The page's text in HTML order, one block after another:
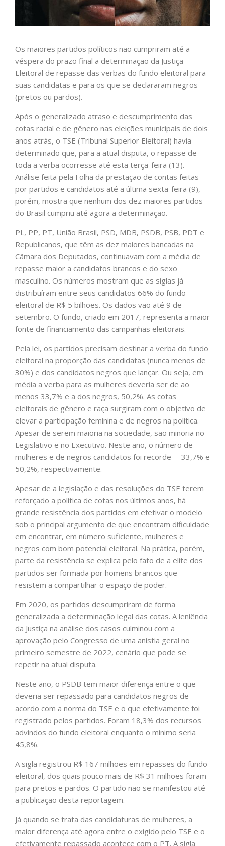
Os maiores partidos políticos não cumpriram até a
véspera do prazo final a determinação da Justiça
Eleitoral de repasse das verbas do fundo eleitoral para
suas candidatas e para os que se declararam negros
(pretos ou pardos).
Após o generalizado atraso e descumprimento das
cotas racial e de gênero nas eleições municipais de dois
anos atrás, o TSE (Tribunal Superior Eleitoral) havia
determinado que, para a atual disputa, o repasse de
toda a verba ocorresse até esta terça-feira (13).
Análise feita pela Folha da prestação de contas feitas
por partidos e candidatos até a última sexta-feira (9),
porém, mostra que nenhum dos dez maiores partidos
do Brasil cumpriu até agora a determinação.
PL, PP, PT, União Brasil, PSD, MDB, PSDB, PSB, PDT e
Republicanos, que têm as dez maiores bancadas na
Câmara dos Deputados, continuavam com a média de
repasse maior a candidatos brancos e do sexo
masculino. Os números mostram que as siglas já
distribuíram entre seus candidatos 66% do fundo
eleitoral de R$ 5 bilhões. Os dados vão até 9 de
setembro. O fundo, criado em 2017, representa a maior
fonte de financiamento das campanhas eleitorais.
Pela lei, os partidos precisam destinar a verba do fundo
eleitoral na proporção das candidatas (nunca menos de
30%) e dos candidatos negros que lançar. Ou seja, em
média a verba para as mulheres deveria ser de ao
menos 33,7% e a dos negros, 50,2%. As cotas
eleitorais de gênero e raça surgiram com o objetivo de
elevar a participação feminina e de negros na política.
Apesar de serem maioria na sociedade, são minoria no
Legislativo e no Executivo. Neste ano, o número de
mulheres e de negros candidatos foi recorde —33,7% e
50,2%, respectivamente.
Apesar de a legislação e das resoluções do TSE terem
reforçado a política de cotas nos últimos anos, há
grande resistência dos partidos em efetivar o modelo
sob o principal argumento de que encontram dificuldade
em encontrar, em número suficiente, mulheres e
negros com bom potencial eleitoral. Na prática, porém,
parte da resistência se explica pelo fato de a elite dos
partidos ser formada por homens brancos que
resistem a compartilhar o espaço de poder.
Em 2020, os partidos descumpriram de forma
generalizada a determinação legal das cotas. A leniência
da Justiça na análise dos casos culminou com a
aprovação pelo Congresso de uma anistia geral no
primeiro semestre de 2022, cenário que pode se
repetir na atual disputa.
Neste ano, o PSDB tem maior diferença entre o que
deveria ser repassado para candidatos negros de
acordo com a norma do TSE e o que efetivamente foi
registrado pelos partidos. Foram 18,3% dos recursos
advindos do fundo eleitoral enquanto o mínimo seria
45,8%.
A sigla registrou R$ 167 milhões em repasses do fundo
eleitoral, dos quais pouco mais de R$ 31 milhões foram
para pretos e pardos. O partido não se manifestou até
a publicação desta reportagem.
Já quando se trata das candidaturas de mulheres, a
maior diferença até agora entre o exigido pelo TSE e o
efetivamente repassado acontece com o PT. A sigla